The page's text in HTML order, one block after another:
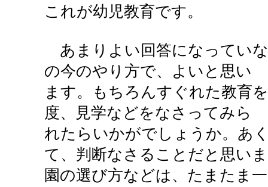
これが幼児教育です。
あまりよい回答になってい
の今のやり方で、よいと思い
ます。もちろんすぐれた教育
度、見学などをなさってみら
れたらいかがでしょうか。あ
て、判断なさることだと思い
園の選び方などは、たまたま